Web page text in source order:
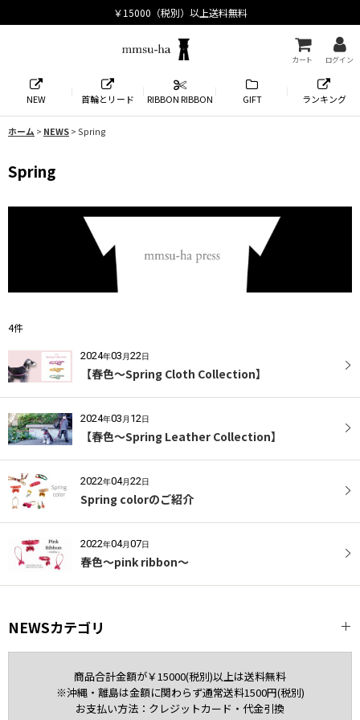
カート ログイン
NEW 首輪とリード RIBBON RIBBON GIFT ランキング
ホーム> NEWS> Spring
Spring
4件
2024年03月22日
【春色〜Spring Cloth Collection】
2024年03月 12日
【春色〜Spring Leather Collection】
2022年04月22日
Spring colorのご紹介
2022年04月07日
春色〜pink ribbon〜
NEWSカテゴリ
Miniature Schnauzer
商品合計金額が￥15000(税別)以上は送料無料
※沖縄・離島は金額に関わらず通常送料1500円(税別)
お支払い方法：クレジットカード・代金引換